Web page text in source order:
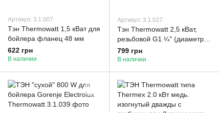
Артикул: 3.1.007
Тэн Thermowatt 1,5 кВат для
бойлера фланец 48 мм
622 грн
В наличии
Артикул: 3.1.027
Тэн Thermowatt 2,5 кВат,
резьбовой G1 ¼" (диаметр
резьбы 42 мм.), c портом
под анод для бойлера
799 грн
В наличии